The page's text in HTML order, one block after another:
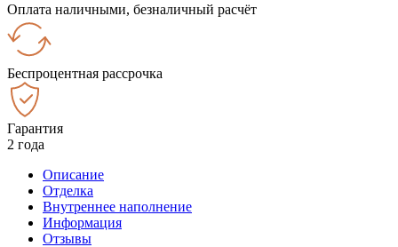
Оплата наличными, безналичный расчёт
Беспроцентная рассрочка
Гарантия
2 года
Описание
Отделка
Внутреннее наполнение
Информация
Отзывы